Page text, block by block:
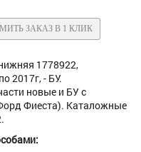
ЗАКАЗ В 1 КЛИК
1778922,
2017г, - БУ.
новые и БУ с
Фиеста). Каталожные